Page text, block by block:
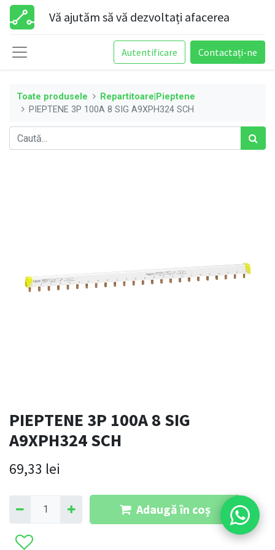
Vă ajutăm să vă dezvoltați afacerea
Autentificare Contactați-ne
Toate produsele
Repartitoare|Pieptene
PIEPTENE 3P 100A 8 SIG A9XPH324 SCH
PIEPTENE 3P 100A 8 SIG
A9XPH324 SCH
69,33 lei
Adaugă în coș